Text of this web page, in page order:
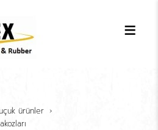
ürünler